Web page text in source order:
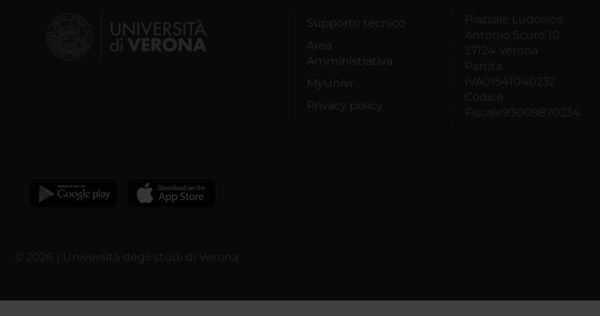
Supporto tecnico
Area
Amministrativa
MyUnivr
Privacy policy
Piazzale Ludovico
Antonio Scuro 10
37124 Verona
Partita
IVA01541040232
Codice
Fiscale93009870234
© 2026 | Università degli studi di Verona